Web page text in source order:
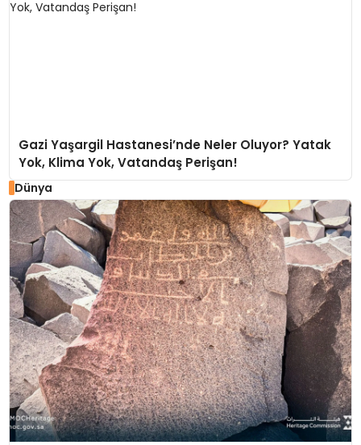
Gazi Yaşargil Hastanesi’nde Neler Oluyor? Yatak
Yok, Klima Yok, Vatandaş Perişan!
Dünya